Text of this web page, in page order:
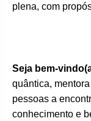
plena, com
Seja bem-
quântica,
pessoas a
conhecimento e